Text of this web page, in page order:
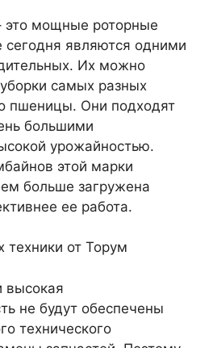
это мощные роторные
сегодня являются одними
Их можно
самых разных
пшеницы. Они подходят
большими
урожайностью.
этой марки
больше загружена
ее работа.
высокая
не будут обеспечены
технического